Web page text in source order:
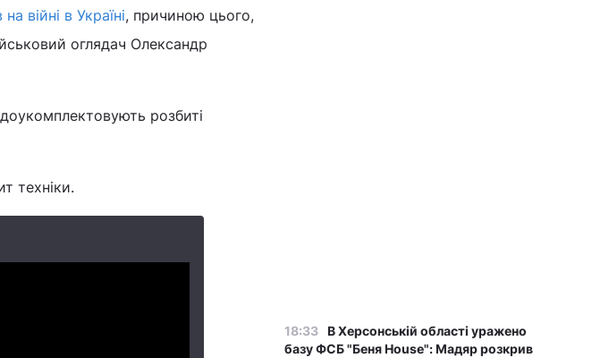
війні в Україні, причиною цього,
оглядач Олександр
розбиті
техніки.
18:33 В Херсонській області уражено
базу ФСБ "Беня House": Мадяр розкрив